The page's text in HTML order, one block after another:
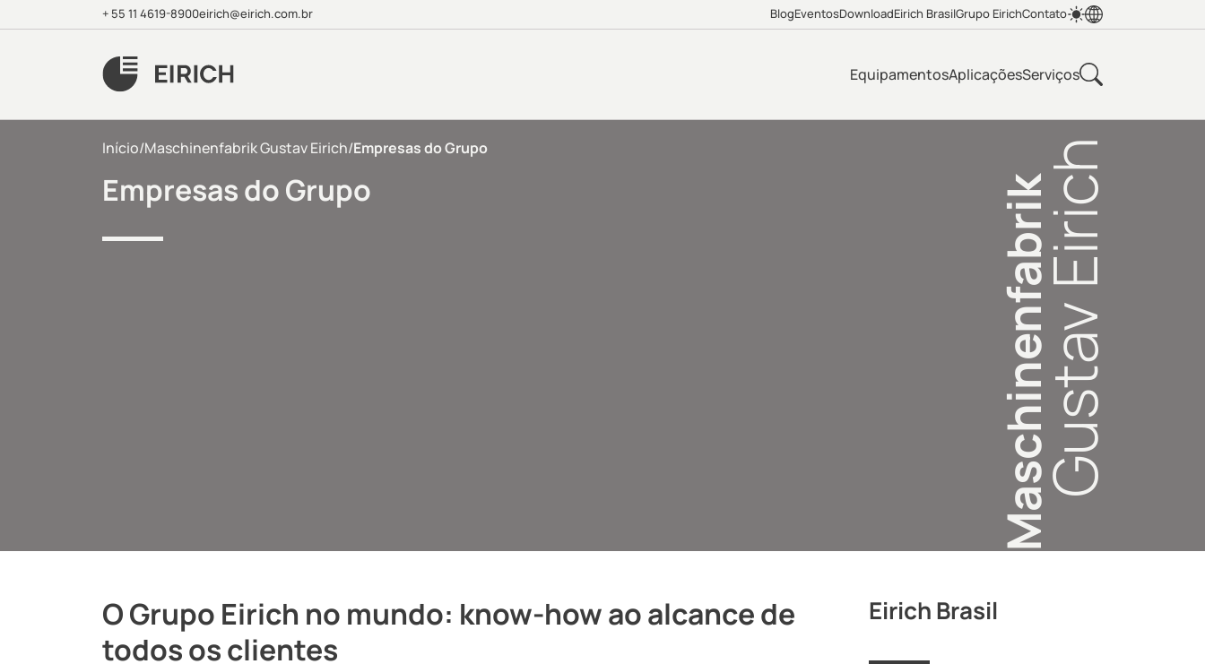
+ 55 11 4619-8900eirich@eirich.com.br BlogEventosDownloadEirich BrasilGrupo EirichContato
EquipamentosAplicaçõesServiços
Início/Maschinenfabrik Gustav Eirich/Empresas do Grupo
Empresas do Grupo MaschinenfabrikGustav Eirich
O Grupo Eirich no mundo: know-how ao alcance de
todos os clientes
Eirich Brasil